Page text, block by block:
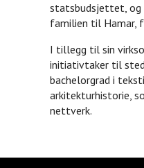
statsbudsjettet, og
familien til Hamar,
I tillegg til sin
initiativtaker til
bachelorgrad i
arkitekturhistorie,
nettverk.